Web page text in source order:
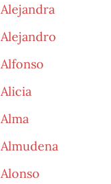
Alejandra
Alejandro
Alfonso
Alicia
Alma
Almudena
Alonso